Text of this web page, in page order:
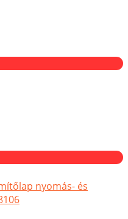
nyomás- és